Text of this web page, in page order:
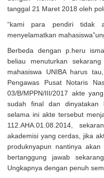
tanggal 21 Maret 2018 oleh
“kami para pendiri tidak
menyelamatkan
Berbeda dengan p.heru
beliau menuturkan
mahasiswa UNIBA harus
Pengawas Pusat Notaris
03/B/MPPN/III/2017 akte
sudah final dan dinyatakan
selama ini akte tersebut
112.AHA.01.08.2014,
akademisi yang cerdas, jika
produknyapun nantinya
bertanggung jawab
Ungkapnya dengan penuh